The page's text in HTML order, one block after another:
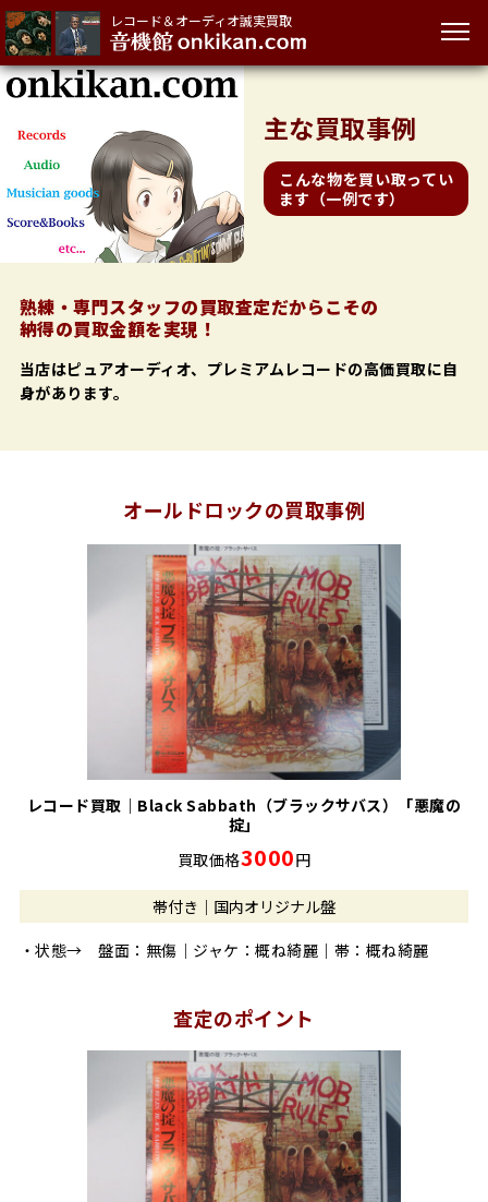
レコード＆オーディオ誠実買取
主な買取事例
こんな物を買い取ってい
ます（一例です）
熟練・専門スタッフの買取査定だからこその
納得の買取金額を実現！
当店はピュアオーディオ、プレミアムレコードの高価買取に自
身があります。
オールドロックの買取事例
レコード買取｜Black Sabbath（ブラックサバス）「悪魔の
掟」
買取価格3000円
帯付き｜国内オリジナル盤
・状態→ 盤面：無傷｜ジャケ：概ね綺麗｜帯：概ね綺麗
査定のポイント